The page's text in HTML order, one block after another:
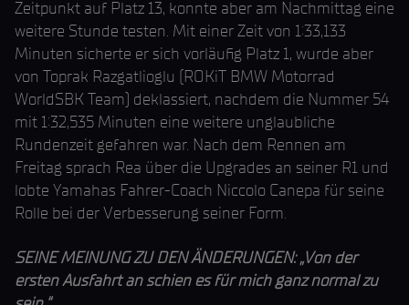
Zeitpunkt auf Platz 13, konnte aber am Nachmittag eine
weitere Stunde testen. Mit einer Zeit von 1:33,133
Minuten sicherte er sich vorläufig Platz 1, wurde aber
von Toprak Razgatlioglu (ROKiT BMW Motorrad
WorldSBK Team) deklassiert, nachdem die Nummer 54
mit 1:32,535 Minuten eine weitere unglaubliche
Rundenzeit gefahren war. Nach dem Rennen am
Freitag sprach Rea über die Upgrades an seiner R1 und
lobte Yamahas Fahrer-Coach Niccolo Canepa für seine
Rolle bei der Verbesserung seiner Form.
SEINE MEINUNG ZU DEN ÄNDERUNGEN: „Von der
ersten Ausfahrt an schien es für mich ganz normal zu